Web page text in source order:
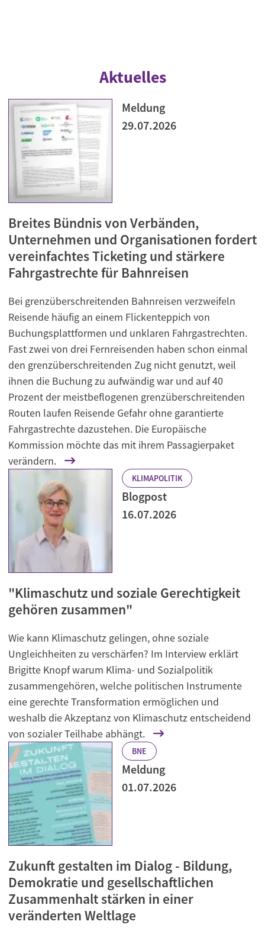
Aktuelles
Meldung
29.07.2026
Breites Bündnis von Verbänden,
Unternehmen und Organisationen fordert
vereinfachtes Ticketing und stärkere
Fahrgastrechte für Bahnreisen
Bei grenzüberschreitenden Bahnreisen verzweifeln
Reisende häufig an einem Flickenteppich von
Buchungsplattformen und unklaren Fahrgastrechten.
Fast zwei von drei Fernreisenden haben schon einmal
den grenzüberschreitenden Zug nicht genutzt, weil
ihnen die Buchung zu aufwändig war und auf 40
Prozent der meistbeflogenen grenzüberschreitenden
Routen laufen Reisende Gefahr ohne garantierte
Fahrgastrechte dazustehen. Die Europäische
Kommission möchte das mit ihrem Passagierpaket
verändern.
KLIMAPOLITIK
Blogpost
16.07.2026
"Klimaschutz und soziale Gerechtigkeit
gehören zusammen"
Wie kann Klimaschutz gelingen, ohne soziale
Ungleichheiten zu verschärfen? Im Interview erklärt
Brigitte Knopf warum Klima- und Sozialpolitik
zusammengehören, welche politischen Instrumente
eine gerechte Transformation ermöglichen und
weshalb die Akzeptanz von Klimaschutz entscheidend
von sozialer Teilhabe abhängt.
BNE
Meldung
01.07.2026
Zukunft gestalten im Dialog - Bildung,
Demokratie und gesellschaftlichen
Zusammenhalt stärken in einer
veränderten Weltlage